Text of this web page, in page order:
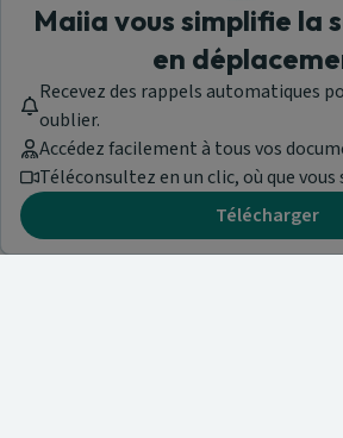
Maiia vous simplifie la
en
Recevez des rappels automatiques
oublier.
Accédez facilement à tous vos
Téléconsultez en un clic, où que vous
Télécharger